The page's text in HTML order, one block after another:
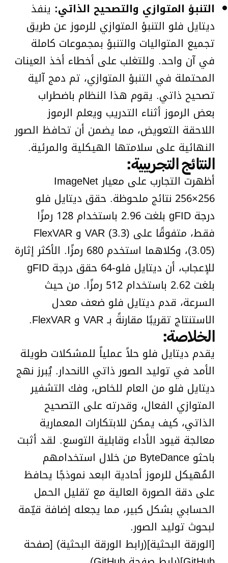
التنبؤ المتوازي والتصحيح الذاتي: ينفذ
ديتايل فلو التنبؤ المتوازي للرموز عن طريق
تجميع المتواليات والتنبؤ بمجموعات كاملة
في آن واحد. وللتغلب على أخطاء أخذ العينات
المحتملة في التنبؤ المتوازي، تم دمج آلية
تصحيح ذاتي. يقوم هذا النظام باضطراب
بعض الرموز أثناء التدريب ويعلم الرموز
اللاحقة التعويض، مما يضمن أن تحافظ الصور
النهائية على سلامتها الهيكلية والمرئية.
النتائج التجريبية:
أظهرت التجارب على معيار ImageNet
256×256 نتائج ملحوظة. حقق ديتايل فلو
درجة gFID بلغت 2.96 باستخدام 128 رمزًا
فقط، متفوقًا على VAR (3.3) و FlexVAR
(3.05)، وكلاهما استخدم 680 رمزًا. الأكثر إثارة
للإعجاب، أن ديتايل فلو-64 حقق درجة gFID
بلغت 2.62 باستخدام 512 رمزًا. من حيث
السرعة، قدم ديتايل فلو ضعف معدل
الاستنتاج تقريبًا مقارنةً بـ VAR و FlexVAR.
الخلاصة:
يقدم ديتايل فلو حلاً عملياً للمشكلات طويلة
الأمد في توليد الصور ذاتي الانحدار. يُبرز نهج
ديتايل فلو من العام للخاص، وفك التشفير
المتوازي الفعال، وقدرته على التصحيح
الذاتي، كيف يمكن للابتكارات المعمارية
معالجة قيود الأداء وقابلية التوسع. لقد أثبت
باحثو ByteDance من خلال استخدامهم
المُهيكل للرموز أحادية البعد نموذجًا يحافظ
على دقة الصورة العالية مع تقليل الحمل
الحسابي بشكل كبير، مما يجعله إضافة قيّمة
لبحوث توليد الصور.
[الورقة البحثية](رابط الورقة البحثية) [صفحة